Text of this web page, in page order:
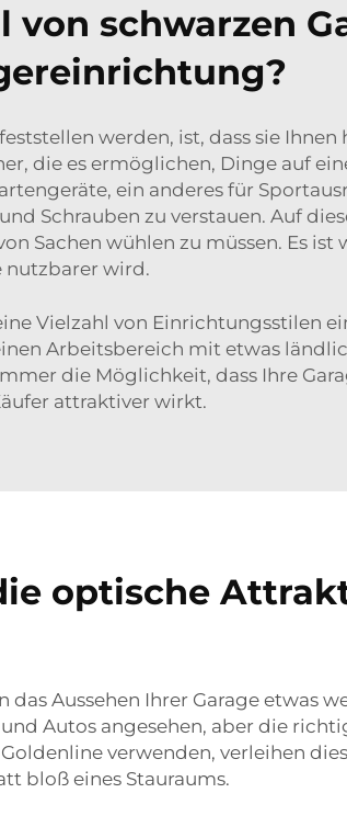
schwarzen
werden, ist, dass sie
die es ermöglichen, Dinge auf
ein anderes für
Schrauben zu verstauen. Auf
Sachen wühlen zu müssen. Es
nutzbarer wird.
Vielzahl von Einrichtungsstilen
Arbeitsbereich mit etwas
die Möglichkeit, dass Ihre
attraktiver wirkt.
optische
Aussehen Ihrer Garage etwas
Autos angesehen, aber die
verwenden, verleihen
bloß eines Stauraums.